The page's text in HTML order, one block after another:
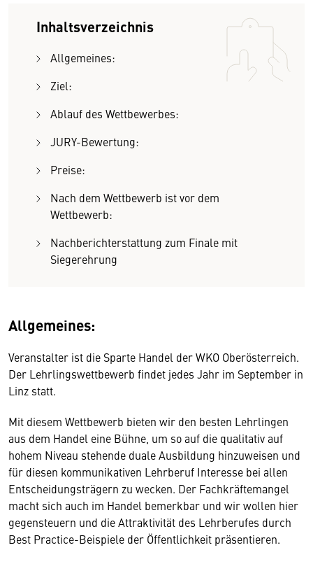
Inhaltsverzeichnis
Allgemeines:
Ziel:
Ablauf des Wettbewerbes:
JURY-Bewertung:
Preise:
Nach dem Wettbewerb ist vor dem
Wettbewerb:
Nachberichterstattung zum Finale mit
Siegerehrung
Allgemeines:
Veranstalter ist die Sparte Handel der WKO Oberösterreich.
Der Lehrlingswettbewerb findet jedes Jahr im September in
Linz statt.
Mit diesem Wettbewerb bieten wir den besten Lehrlingen
aus dem Handel eine Bühne, um so auf die qualitativ auf
hohem Niveau stehende duale Ausbildung hinzuweisen und
für diesen kommunikativen Lehrberuf Interesse bei allen
Entscheidungsträgern zu wecken. Der Fachkräftemangel
macht sich auch im Handel bemerkbar und wir wollen hier
gegensteuern und die Attraktivität des Lehrberufes durch
Best Practice-Beispiele der Öffentlichkeit präsentieren.